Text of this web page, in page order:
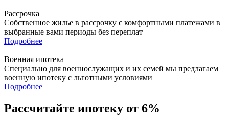
Рассрочка
Собственное жилье в рассрочку с комфортными платежами в
выбранные вами периоды без переплат
Подробнее
Военная ипотека
Специально для военнослужащих и их семей мы предлагаем
военную ипотеку с льготными условиями
Подробнее
Рассчитайте ипотеку от 6%